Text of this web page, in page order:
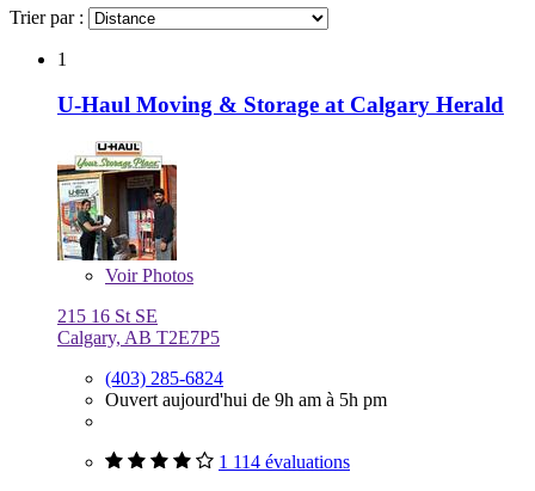
Trier par :
1
U-Haul Moving & Storage at Calgary Herald
VoirPhotos
215 16 St SE
Calgary, AB T2E7P5
(403) 285-6824
Ouvert aujourd'hui de 9h am à 5h pm
1 114 évaluations